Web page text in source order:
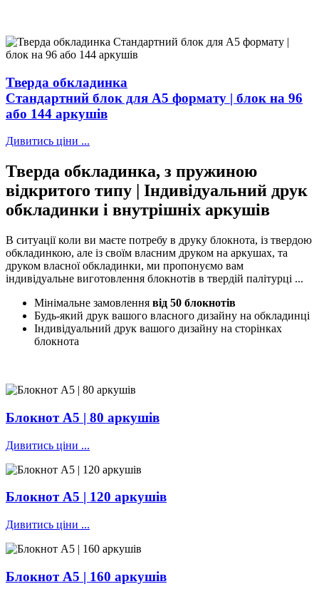
Тверда обкладинка
Стандартний блок для А5 формату | блок на 96
або 144 аркушів
Дивитись ціни ...
Тверда обкладинка, з пружиною
відкритого типу | Індивідуальний друк
обкладинки і внутрішніх аркушів
В ситуації коли ви маєте потребу в друку блокнота, із твердою
обкладинкою, але із своїм власним друком на аркушах, та
друком власної обкладинки, ми пропонуємо вам
індивідуальне виготовлення блокнотів в твердій палітурці ...
Мінімальне замовлення від 50 блокнотів
Будь-який друк вашого власного дизайну на обкладинці
Індивідуальний друк вашого дизайну на сторінках
блокнота
Блокнот А5 | 80 аркушів
Дивитись ціни ...
Блокнот А5 | 120 аркушів
Дивитись ціни ...
Блокнот А5 | 160 аркушів